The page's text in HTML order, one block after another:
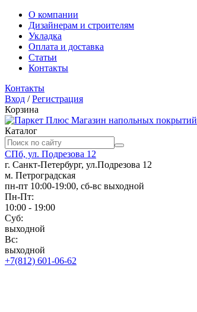
О компании
Дизайнерам и строителям
Укладка
Оплата и доставка
Статьи
Контакты
Контакты
Вход /Регистрация
Корзина
Магазин напольных покрытий
Каталог
СПб, ул. Подрезова 12
г. Санкт-Петербург, ул.Подрезова 12
м. Петроградская
пн-пт 10:00-19:00, сб-вс выходной
Пн-Пт:
10:00 - 19:00
Суб:
выходной
Вс:
выходной
+7(812) 601-06-62